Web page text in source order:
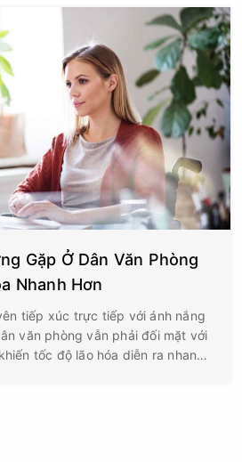
Gặp Ở Dân Văn Phòng
Nhanh Hơn
tiếp xúc trực tiếp với ánh nắng
văn phòng vẫn phải đối mặt với
tốc độ lão hóa diễn ra nhanh